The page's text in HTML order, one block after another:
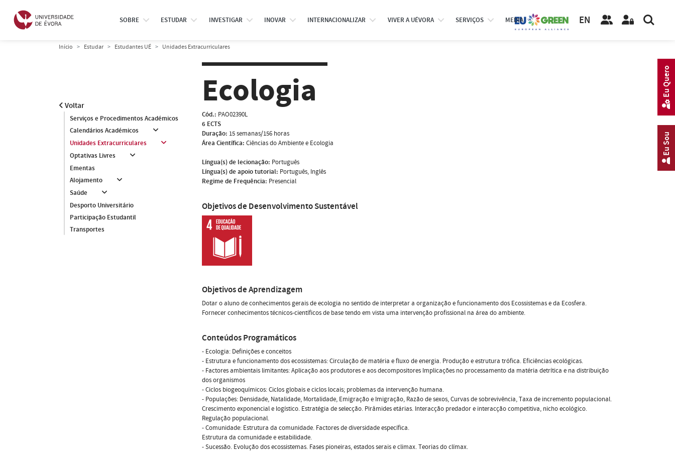
SOBRE ESTUDAR INVESTIGAR INOVAR INTERNACIONALIZAR VIVER A UÉVORA SERVIÇOS MEDIA EN
Início Estudar Estudantes UÉ Unidades Extracurriculares
Voltar
Serviços e Procedimentos Académicos
Calendários Académicos
Unidades Extracurriculares
Optativas Livres
Ementas
Alojamento
Saúde
Desporto Universitário
Participação Estudantil
Transportes
Ecologia
Cód.: PAO02390L
6 ECTS
Duração: 15 semanas/156 horas
Área Científica: Ciências do Ambiente e Ecologia
Língua(s) de lecionação: Português
Língua(s) de apoio tutorial: Português, Inglês
Regime de Frequência: Presencial
Objetivos de Desenvolvimento Sustentável
Objetivos de Aprendizagem
Dotar o aluno de conhecimentos gerais de ecologia no sentido de interpretar a organização e funcionamento dos Ecossistemas e da Ecosfera.
Fornecer conhecimentos técnicos-científicos de base tendo em vista uma intervenção profissional na área do ambiente.
Conteúdos Programáticos
- Ecologia: Definições e conceitos
- Estrutura e funcionamento dos ecossistemas: Circulação de matéria e fluxo de energia. Produção e estrutura trófica. Eficiências ecológicas.
- Factores ambientais limitantes: Aplicação aos produtores e aos decompositores Implicações no processamento da matéria detrítica e na distribuição
dos organismos
- Ciclos biogeoquímicos: Ciclos globais e ciclos locais; problemas da intervenção humana.
- Populações: Densidade, Natalidade, Mortalidade, Emigração e Imigração, Razão de sexos, Curvas de sobrevivência, Taxa de incremento populacional.
Crescimento exponencial e logístico. Estratégia de selecção. Pirâmides etárias. Interacção predador e interacção competitiva, nicho ecológico.
Regulação populacional.
- Comunidade: Estrutura da comunidade. Factores de diversidade específica.
Estrutura da comunidade e estabilidade.
- Sucessão. Evolução dos ecossistemas. Fases pioneiras, estados serais e climax. Teorias do clímax.
Eu Sou
Eu Quero